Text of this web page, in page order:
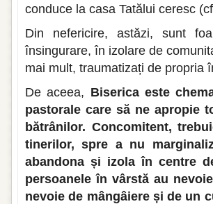
conduce la casa Tatălui ceresc
Din nefericire, astăzi, sunt
însingurare, în izolare de
mai mult, traumatizați de propria
De aceea, Biserica este
pastorale care să ne apropie
bătrânilor. Concomitent,
tinerilor, spre a nu
abandona și izola în centre
persoanele în vârstă au
nevoie de mângâiere și de un